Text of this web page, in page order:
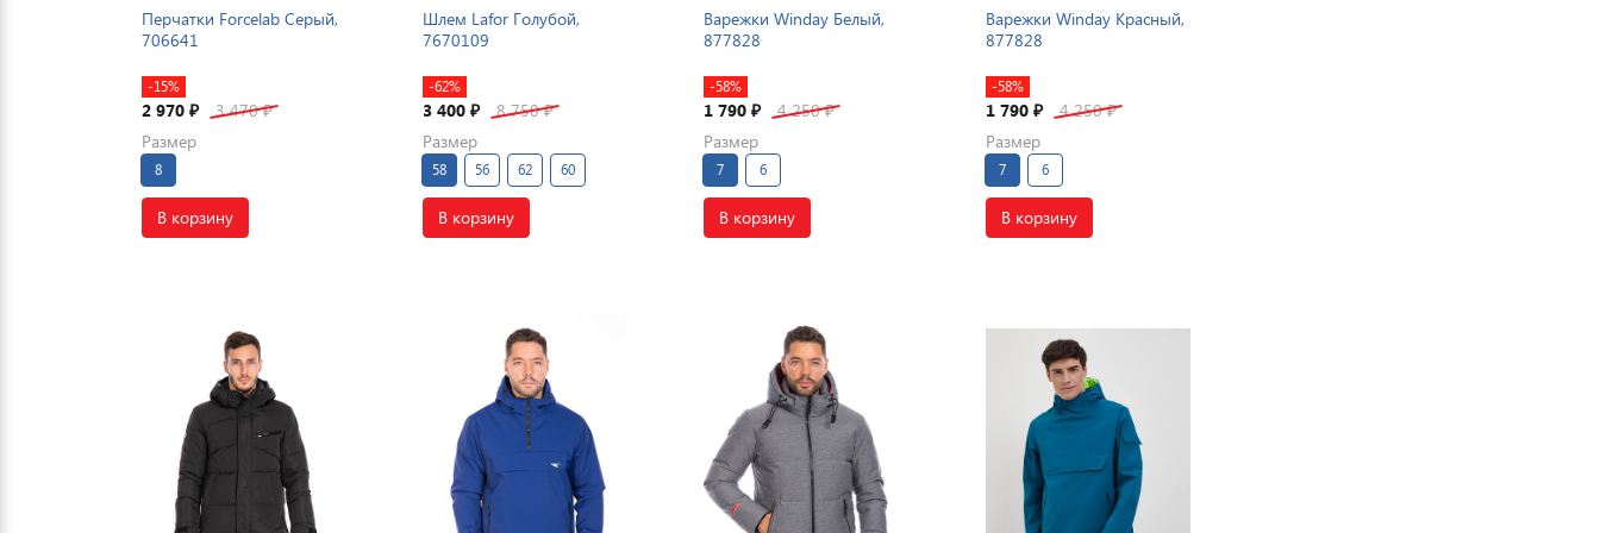
Перчатки Forcelab Серый,
706641
-15%
2 970 ₽ 3 470₽
Размер
8
В корзину
Шлем Lafor Голубой,
7670109
-62%
3 400₽ 8 750₽
Размер
58 56 62 60
В корзину
Варежки Winday Белый,
877828
-58%
1 790₽ 4 250₽
Размер
7 6
В корзину
Варежки Winday Красный,
877828
-58%
1 790 ₽ 4 250₽
Размер
7 6
В корзину